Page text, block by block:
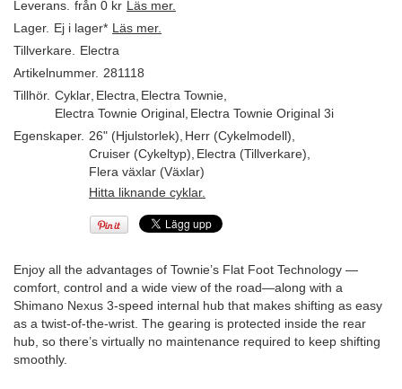
Leverans. från 0 kr Läs mer.
Lager. Ej i lager* Läs mer.
Tillverkare.
Electra
Artikelnummer. 281118
Tillhör. Cyklar Electra Electra Townie
Electra Townie Original Electra Townie Original 3i
Egenskaper. 26" (Hjulstorlek) Herr (Cykelmodell)
Cruiser (Cykeltyp) Electra (Tillverkare)
Flera växlar (Växlar)
Hitta liknande cyklar.
Enjoy all the advantages of Townie’s Flat Foot Technology —
comfort, control and a wide view of the road—along with a
Shimano Nexus 3-speed internal hub that makes shifting as easy
as a twist-of-the-wrist. The gearing is protected inside the rear
hub, so there’s virtually no maintenance required to keep shifting
smoothly.